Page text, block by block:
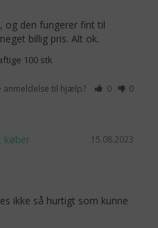
og den fungerer fint til
billig pris. Alt ok.
100 stk
anmeldelse til hjælp? 0 0
15.08.2023
ikke så hurtigt som kunne